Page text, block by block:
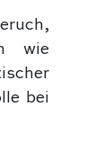
wie
bei